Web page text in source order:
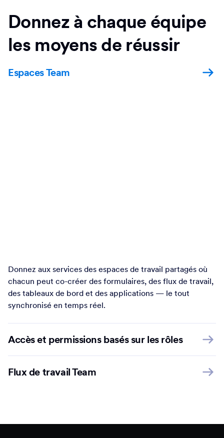
Donnez à chaque équipe
les moyens de réussir
Espaces Team
Donnez aux services des espaces de travail partagés où
chacun peut co-créer des formulaires, des flux de travail,
des tableaux de bord et des applications — le tout
synchronisé en temps réel.
Accès et permissions basés sur les rôles
Flux de travail Team